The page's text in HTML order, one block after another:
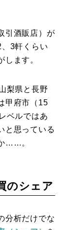
引酒販店）が
3軒くらい
ます。
梨県と長野
甲府市（15
ベルではあ
と思っている
……。
のシェア
分析だけでな